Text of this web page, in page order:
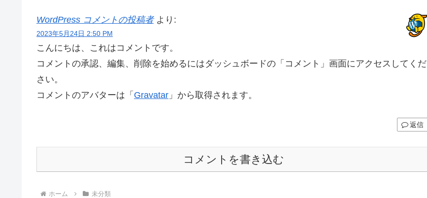
WordPress コメントの投稿者 より:
2023年5月24日 2:50 PM
こんにちは、これはコメントです。
コメントの承認、編集、削除を始めるにはダッシュボードの「コメント」画面にアクセスしてくだ
さい。
コメントのアバターは「 Gravatar 」から取得されます。
返信
コメントを書き込む
ホーム 未分類